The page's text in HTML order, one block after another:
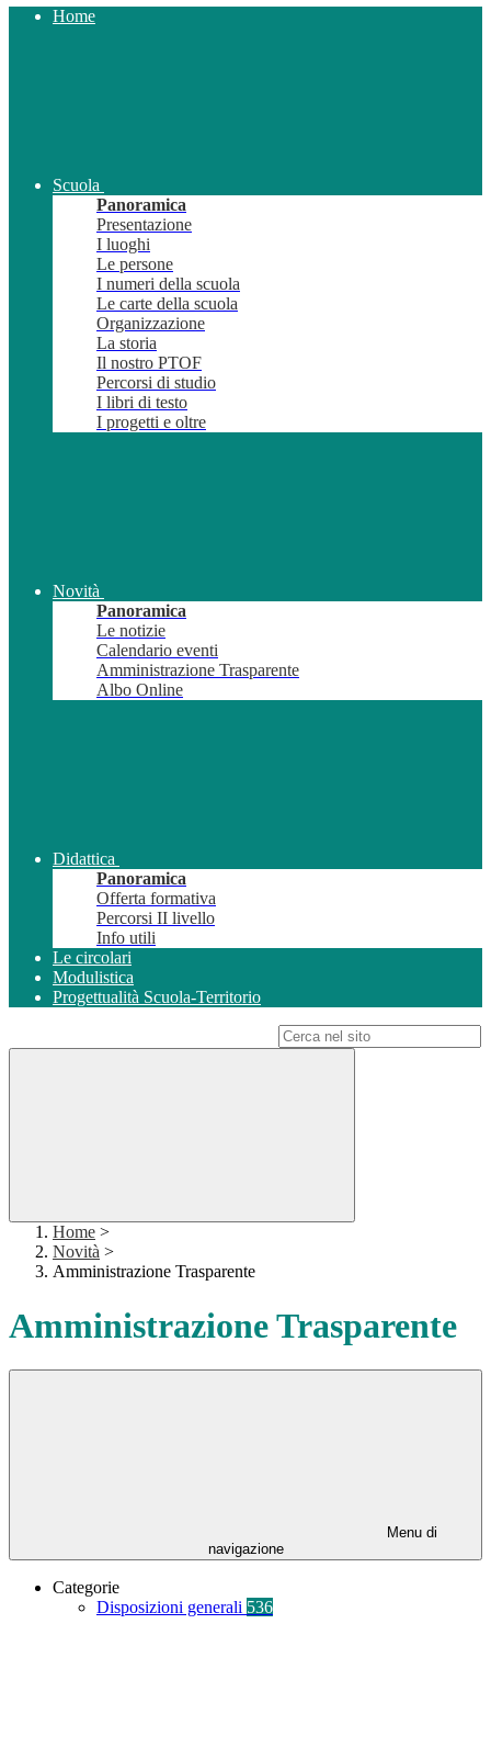
Home
Scuola
Panoramica
Presentazione
I luoghi
Le persone
I numeri della scuola
Le carte della scuola
Organizzazione
La storia
Il nostro PTOF
Percorsi di studio
I libri di testo
I progetti e oltre
Novità
Panoramica
Le notizie
Calendario eventi
Amministrazione Trasparente
Albo Online
Didattica
Panoramica
Offerta formativa
Percorsi II livello
Info utili
Le circolari
Modulistica
Progettualità Scuola-Territorio
Home >
Novità >
Amministrazione Trasparente
Amministrazione Trasparente
Menu di
navigazione
Categorie
Disposizioni generali 536